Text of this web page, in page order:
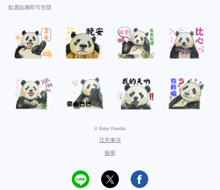
點選貼圖即可預覽
© Baby Pandas
注意事項
檢舉